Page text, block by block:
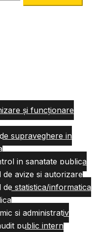
și funcționare
supraveghere in
in sanatate publica
avize si autorizare
de statistica/informatica
si administrativ
public intern